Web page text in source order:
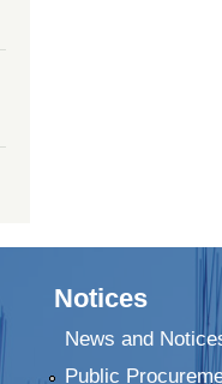
Notices
News and
Public